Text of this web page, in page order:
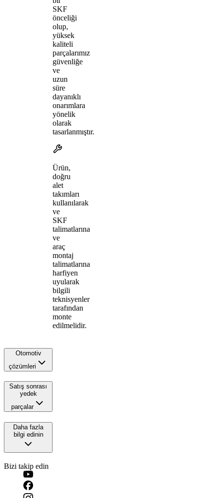
SKF
önceliği
olup,
yüksek
kaliteli
parçalarımız
güvenliğe
ve
uzun
süre
dayanıklı
onarımlara
yönelik
olarak
tasarlanmıştır.
Ürün,
doğru
alet
takımları
kullanılarak
ve
SKF
talimatlarına
ve
araç
montaj
talimatlarına
harfiyen
uyularak
bilgili
teknisyenler
tarafından
monte
edilmelidir.
Otomotiv
çözümleri
Satış sonrası
yedek
parçalar
Daha fazla
bilgi edinin
Bizi takip edin